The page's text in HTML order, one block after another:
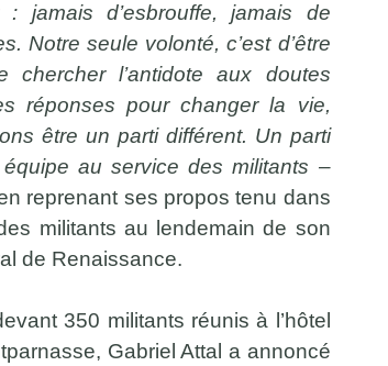
jamais d’esbrouffe, jamais de
Notre seule volonté, c’est d’être
l’antidote aux doutes
réponses pour changer la vie,
être un parti différent. Un parti
au service des militants –
reprenant ses propos tenu dans
militants au lendemain de son
de Renaissance.
350 militants réunis à l’hôtel
Gabriel Attal a annoncé